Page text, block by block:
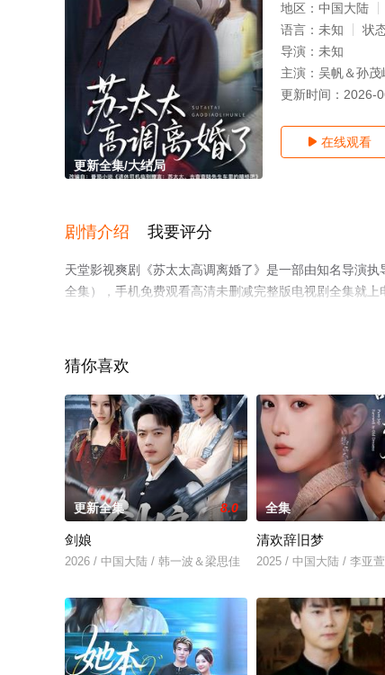
更新全集/大结局
地区： 中国大陆
语言： 未知 状
导演： 未知
主演： 吴帆＆孙茂
更新时间： 2026-
 在线观看
剧情介绍 我要评分
天堂影视爽剧《苏太太高调离婚了》是一部由知名导演
全集），手机免费观看高清未删减完整版电视剧全集就
猜你喜欢
更新全集 8.0
剑娘
2026 / 中国大陆 / 韩一波＆梁思佳
全集
清欢辞旧梦
2025 / 中国大陆 / 李亚